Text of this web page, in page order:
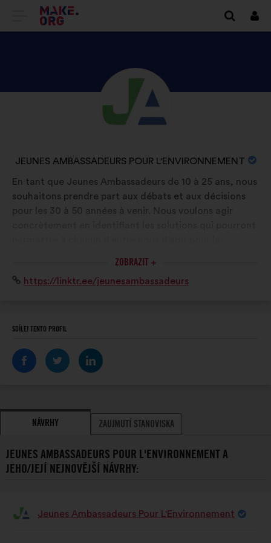
PŘEJÍT
DOMOVSKOU
STRÁNKU
MAKE.ORG
se
SEZNAM
SE
UŽIVATELE/UŽIVATELKY
AMBASSADEURS
POUR
NÁZEV
JEUNES AMBASSADEURS POUR L'ENVIRONNEMENT
Životopis:
En tant que Jeunes Ambassadeurs de 10 à 25 ans, nous
souhaitons prendre part aux débats et aux décisions
pour les 30 à 50 années à venir. Nous voulons agir
Wehrling, qui nous permet d'apprendre à agir et peser
ZOBRAZIT +
Internetová
https://linktr.ee/jeunesambassadeurs
SDÍLEJ TENTO PROFIL
NÁVRHY ZAUJMUTÍ STANOVISKA
JEUNES AMBASSADEURS POUR L'ENVIRONNEMENT A
JEHO/JEJÍ NEJNOVĚJŠÍ NÁVRHY:
Návrh: Jeunes Ambassadeurs Pour L'Environnement